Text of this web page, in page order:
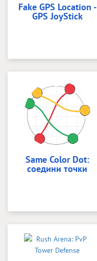
Fake GPS Location -
GPS JoyStick
Same Color Dot:
соедини точки